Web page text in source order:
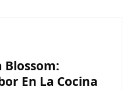
Blossom:
En La Cocina